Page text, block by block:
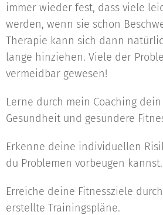
immer wieder fest, dass viele
werden, wenn sie schon
Therapie kann sich dann
lange hinziehen. Viele der
vermeidbar gewesen!
Lerne durch mein Coaching
Gesundheit und gesündere
Erkenne deine individuellen
du Problemen vorbeugen kannst.
Erreiche deine Fitnessziele
erstellte Trainingspläne.